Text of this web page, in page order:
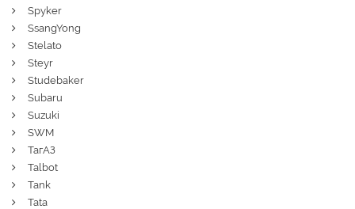
Spyker
SsangYong
Stelato
Steyr
Studebaker
Subaru
Suzuki
SWM
ТагАЗ
Talbot
Tank
Tata